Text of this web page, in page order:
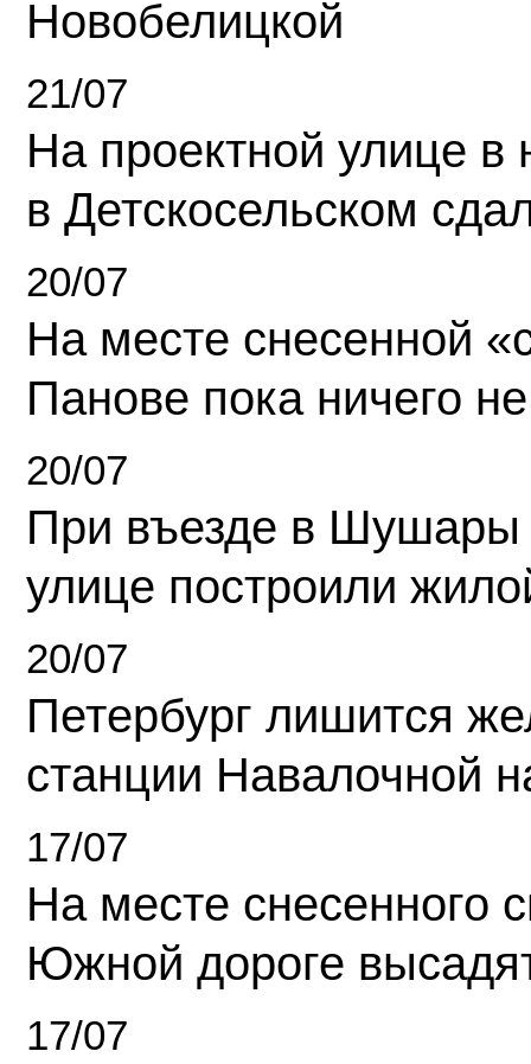
Новобелицкой
21/07
На проектной улице
в Детскосельском
20/07
На месте снесенной
Панове пока ничего
20/07
При въезде в Шушары
улице построили
20/07
Петербург лишится
станции Навалочной
17/07
На месте снесенного
Южной дороге
17/07